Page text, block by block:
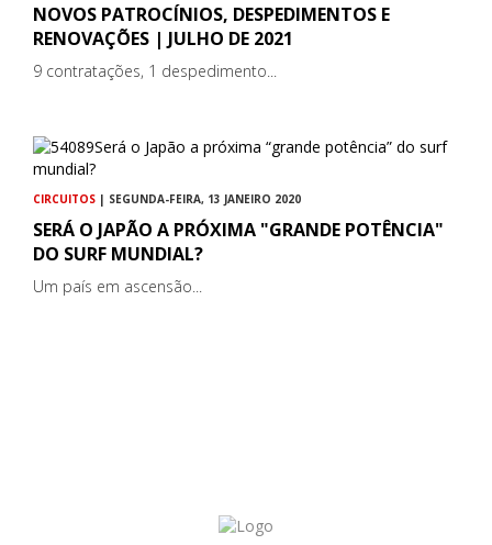
NOVOS PATROCÍNIOS, DESPEDIMENTOS E
RENOVAÇÕES | JULHO DE 2021
9 contratações, 1 despedimento...
CIRCUITOS | SEGUNDA-FEIRA, 13 JANEIRO 2020
SERÁ O JAPÃO A PRÓXIMA "GRANDE POTÊNCIA"
DO SURF MUNDIAL?
Um país em ascensão...